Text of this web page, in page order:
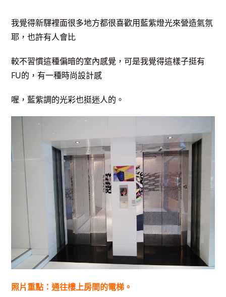
我覺得新驛裡面很多地方都很喜歡用藍紫燈光來營造氣氛
耶，也許有人會比
較不習慣這種偏暗的室內感覺，可是我覺得這樣子挺有
FU的，有一種時尚設計感
喔，藍紫調的光彩也挺迷人的。
照片重點：通往樓上房間的電梯。